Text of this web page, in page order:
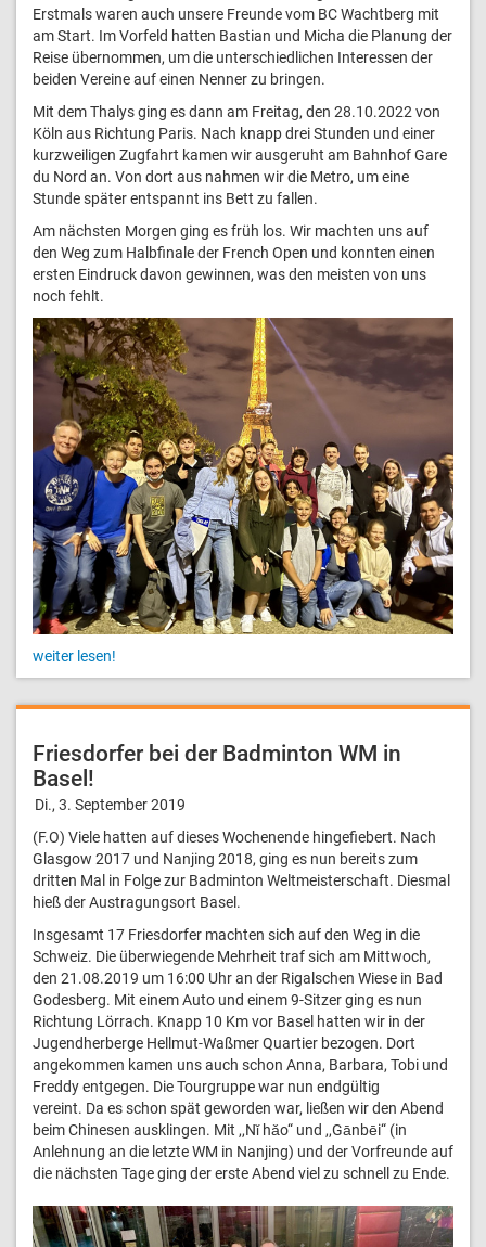
Erstmals waren auch unsere Freunde vom BC Wachtberg mit
am Start. Im Vorfeld hatten Bastian und Micha die Planung der
Reise übernommen, um die unterschiedlichen Interessen der
beiden Vereine auf einen Nenner zu bringen.
Mit dem Thalys ging es dann am Freitag, den 28.10.2022 von
Köln aus Richtung Paris. Nach knapp drei Stunden und einer
kurzweiligen Zugfahrt kamen wir ausgeruht am Bahnhof Gare
du Nord an. Von dort aus nahmen wir die Metro, um eine
Stunde später entspannt ins Bett zu fallen.
Am nächsten Morgen ging es früh los. Wir machten uns auf
den Weg zum Halbfinale der French Open und konnten einen
ersten Eindruck davon gewinnen, was den meisten von uns
noch fehlt.
weiter lesen!
Friesdorfer bei der Badminton WM in
Basel!
Di., 3. September 2019
(F.O) Viele hatten auf dieses Wochenende hingefiebert. Nach
Glasgow 2017 und Nanjing 2018, ging es nun bereits zum
dritten Mal in Folge zur Badminton Weltmeisterschaft. Diesmal
hieß der Austragungsort Basel.
Insgesamt 17 Friesdorfer machten sich auf den Weg in die
Schweiz. Die überwiegende Mehrheit traf sich am Mittwoch,
den 21.08.2019 um 16:00 Uhr an der Rigalschen Wiese in Bad
Godesberg. Mit einem Auto und einem 9-Sitzer ging es nun
Richtung Lörrach. Knapp 10 Km vor Basel hatten wir in der
Jugendherberge Hellmut-Waßmer Quartier bezogen. Dort
angekommen kamen uns auch schon Anna, Barbara, Tobi und
Freddy entgegen. Die Tourgruppe war nun endgültig
vereint. Da es schon spät geworden war, ließen wir den Abend
beim Chinesen ausklingen. Mit ,,Nǐ hǎo“ und ,,Gānbēi“ (in
Anlehnung an die letzte WM in Nanjing) und der Vorfreunde auf
die nächsten Tage ging der erste Abend viel zu schnell zu Ende.